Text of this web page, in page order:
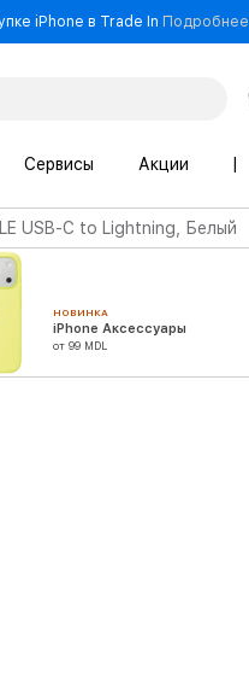
iPhone в Trade In Подробнее
Сервисы Акции
USB-C to Lightning, Белый
НОВИНКА
iPhone Аксессуары
от 99 MDL